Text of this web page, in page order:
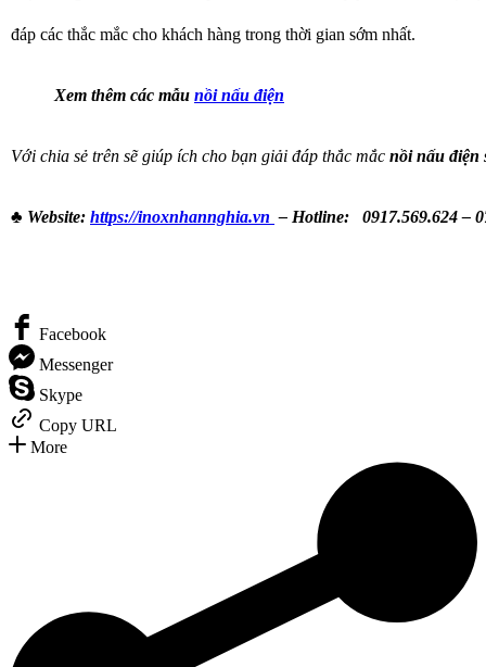
đáp các thắc mắc cho khách hàng trong thời gian sớm nhất.
Xem thêm các mẫu nồi nấu điện
Với chia sẻ trên sẽ giúp ích cho bạn giải đáp thắc mắc nồi nấu điện
♣ Website: https://inoxnhannghia.vn – Hotline: 0917.569.624 –
Facebook
Messenger
Skype
Copy URL
More